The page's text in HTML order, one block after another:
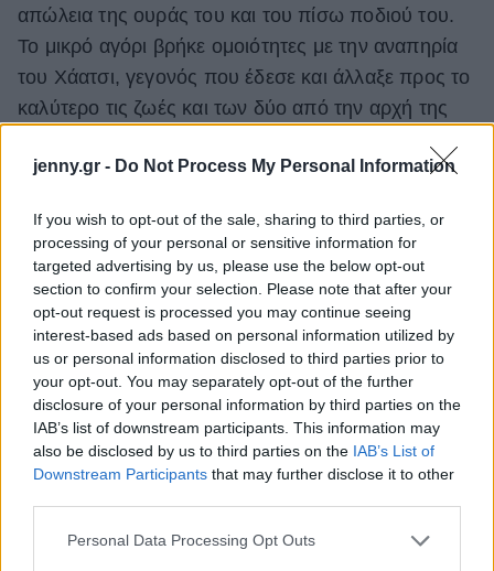
jenny.gr - Do Not Process My Personal Information
If you wish to opt-out of the sale, sharing to third parties, or
processing of your personal or sensitive information for
targeted advertising by us, please use the below opt-out
section to confirm your selection. Please note that after your
opt-out request is processed you may continue seeing
interest-based ads based on personal information utilized by
us or personal information disclosed to third parties prior to
your opt-out. You may separately opt-out of the further
disclosure of your personal information by third parties on the
IAB’s list of downstream participants. This information may
also be disclosed by us to third parties on the IAB’s List of
Downstream Participants that may further disclose it to other
Please note that this website/app uses one or more Google
Personal Data Processing Opt Outs
απώλεια της ουράς του και του πίσω ποδιού του.
Το μικρό αγόρι βρήκε ομοιότητες με την αναπηρία
του Χάατσι, γεγονός που έδεσε και άλλαξε προς το
καλύτερο τις ζωές και των δύο από την αρχή της
αχώριστοι και ο γενναίος σκύλος άρχισε από τα
μικρό, τη μάσκα οξυγόνου που φορούσε και το
μηχάνημα ροής.
Από τότε που έχουν χωριστεί, ο Όουεν και ο
Χάατσι βλέπονται μέσω βιντεοκλήσης, και κάθε
φορά που συνδέονται, ο μεγαλόσωμος σκύλος
πάει κοντά στην οθόνη, κουνάει το κεφάλι του για
να ακούσει και μετά χτυπάει θλιβερά τον
υπολογιστή. Είναι η πρώτη φορά που οι δυο φίλοι